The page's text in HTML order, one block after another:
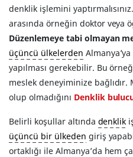
denklik işlemini yaptırmalısınız.
arasında örneğin doktor veya
Düzenlemeye tabi olmayan
üçüncü ülkelerden
yapılması gerekebilir. Bu
meslek deneyiminize
olup olmadığını Denklik
Belirli koşullar altında denklik
üçüncü bir ülkeden giriş
ortaklığı ile Almanya’da hem